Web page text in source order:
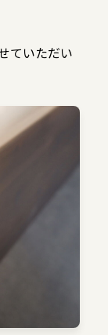
ていただい